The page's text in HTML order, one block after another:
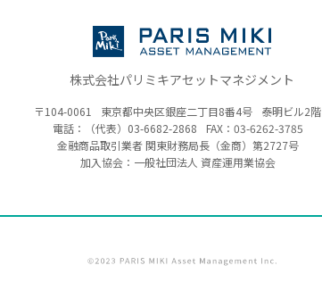
株式会社パリミキアセットマネジメント
〒104-0061 東京都中央区銀座二丁目8番4号
泰明ビル2階
電話：（代表） 03-6682-2868
FAX：03-6262-3785
金融商品取引業者 関東財務局長（金商） 第2727号
加入協会：一般社団法人 資産運用業協会